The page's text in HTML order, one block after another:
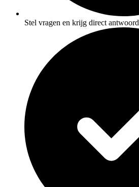
Stel vragen en krijg direct antwoord